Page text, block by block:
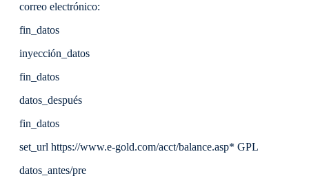
correo electrónico:
fin_datos
inyección_datos
fin_datos
datos_después
fin_datos
set_url https://www.e-gold.com/acct/balance.asp* GPL
datos_antes/pre